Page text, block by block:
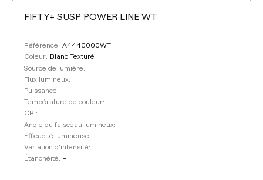
FIFTY+ SUSP POWER LINE WT
Référence: A4440000WT
Coleur: Blanc Texturé
Source de lumière:
Flux lumineux: -
Puissance: -
Température de couleur: -
CRI:
Angle du faisceau lumineux:
Efficacité lumineuse:
Variation d’intensité:
Étanchéité: -